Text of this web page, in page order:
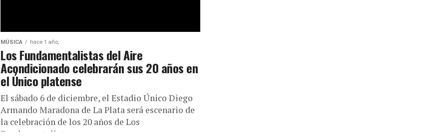
MÚSICA hace 1 año,
Los Fundamentalistas del Aire
Acondicionado celebrarán sus 20 años en
el Único platense
El sábado 6 de diciembre, el Estadio Único Diego
Armando Maradona de La Plata será escenario de
la celebración de los 20 años de Los
Fundamentalistas...